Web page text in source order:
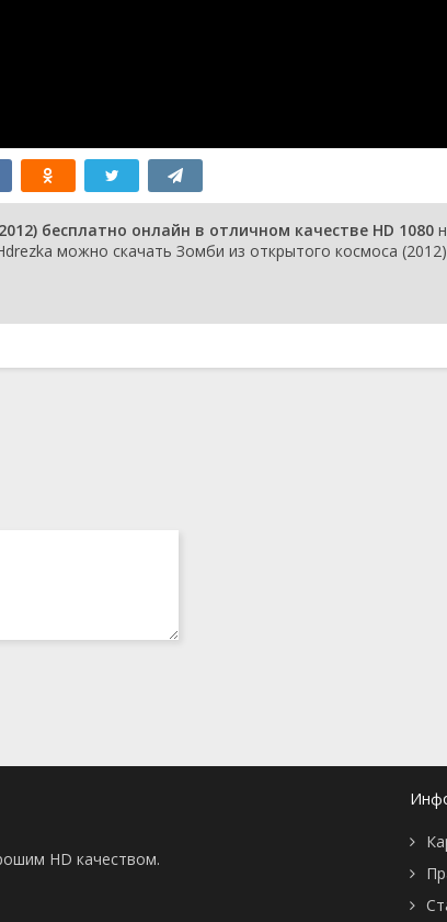
бесплатно онлайн в отличном качестве HD 1080
можно скачать Зомби из открытого космоса
HD качеством.